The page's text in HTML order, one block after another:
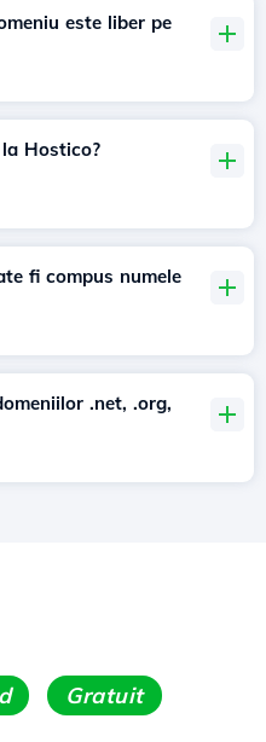
este liber pe
Hostico?
fi compus numele
.net, .org,
Gratuit